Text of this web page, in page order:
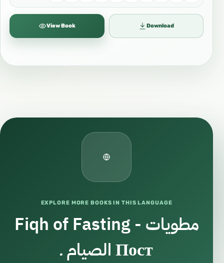
View Book Download
EXPLORE MORE BOOKS IN THIS LANGUAGE
Fiqh of Fasting - مطويات
الصيام ـ Пост